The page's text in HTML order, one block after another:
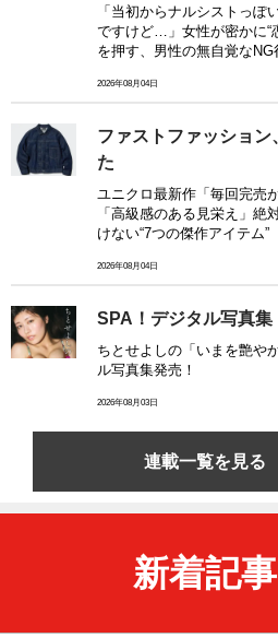
「当初からナルシストっぽ
ですけど…」女性が密かに“
を押す、男性の無自覚なNG
2026年08月04日
ファストファッション
た
ユニクロ最新作「毎回完売
「高級感のある見栄え」絶
けない“7つの傑作アイテム”
2026年08月04日
SPA！デジタル写真集
ちとせよしの「いまを艶や
ル写真集発売！
2026年08月03日
連載一覧を見る
新着記事